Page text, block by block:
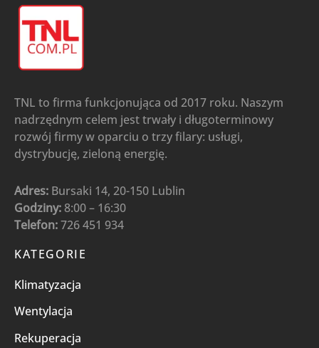
TNL to firma funkcjonująca od 2017 roku. Naszym
nadrzędnym celem jest trwały i długoterminowy
rozwój firmy w oparciu o trzy filary: usługi,
dystrybucję, zieloną energię.
Adres: Bursaki 14, 20-150 Lublin
Godziny: 8:00 – 16:30
Telefon:726 451 934
KATEGORIE
Klimatyzacja
Wentylacja
Rekuperacja